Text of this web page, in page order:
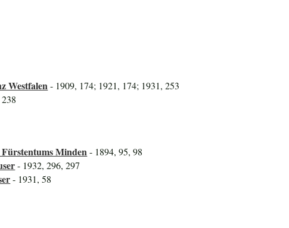
Westfalen- 1909, 174; 1921, 174; 1931, 253
Minden- 1894, 95, 98
- 1932, 296, 297
- 1931, 58